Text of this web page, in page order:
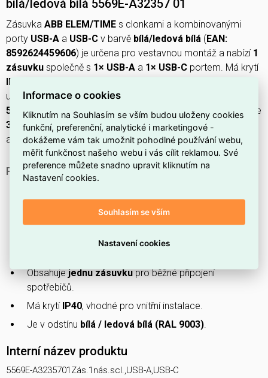
bílá/ledová bílá 5569E-A32357 01
Zásuvka ABB ELEM/TIME s clonkami a kombinovanými
porty USB-A a USB-C v barvě bílá/ledová bílá ( EAN:
8592624459606) je určena pro vestavnou montáž a nabízí 1
zásuvku společně s 1× USB-A a 1× USB-C portem. Má krytí
IP40
upevnění šroubem pro montáž pod omítku, rozměry
57,8 × 71 mm(Š × V × H), minimální hloubku instalační krabice
39,5 mm, podporujesmyčkovou funkcia pracuje při
a
50 Hz.
PROČ SI VYBRAT TUTO ZÁSUVKU?
Element.
, která zvyšuje bezpečnost
Obsahuje jednu zásuvku pro běžné připojení
spotřebičů.
Má krytí IP40, vhodné pro vnitřní instalace.
Je v odstínu bílá / ledová bílá (RAL 9003).
Interní název produktu
5569E-A3235701Zás.1nás.scl.,USB-A,USB-C
Informace o cookies
Kliknutím na Souhlasím se vším budou uloženy cookies
funkční, preferenční, analytické i marketingové -
dokážeme vám tak umožnit pohodlné používání webu,
měřit funkčnost našeho webu i vás cílit reklamou. Své
preference můžete snadno upravit kliknutím na
Nastavení cookies.
Souhlasím se vším
Nastavení cookies